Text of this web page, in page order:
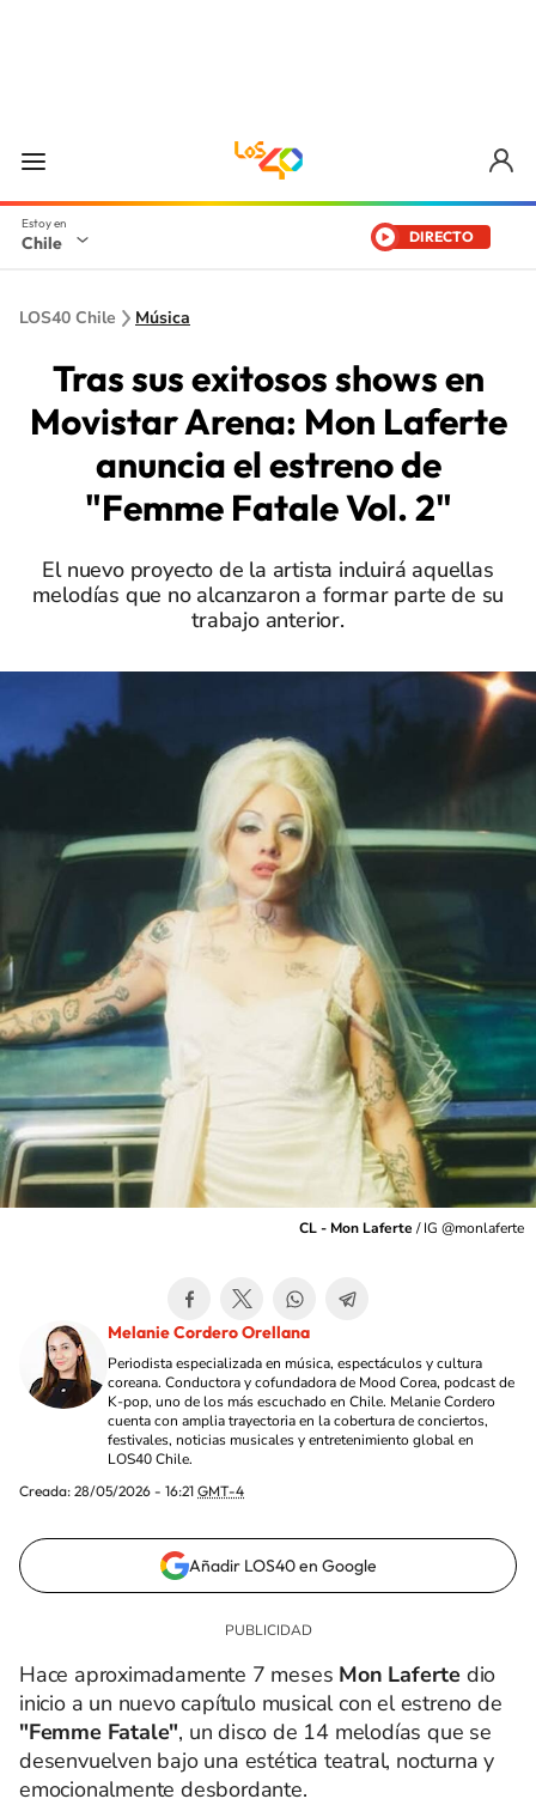
Chile DIRECTO
LOS40 Chile Música
Tras sus exitosos shows en
Movistar Arena: Mon Laferte
anuncia el estreno de
"Femme Fatale Vol. 2"
El nuevo proyecto de la artista incluirá aquellas
melodías que no alcanzaron a formar parte de su
trabajo anterior.
CL - Mon Laferte /IG @monlaferte
Melanie Cordero Orellana
Periodista especializada en música, espectáculos y cultura
coreana. Conductora y cofundadora de Mood Corea, podcast de
K-pop, uno de los más escuchado en Chile. Melanie Cordero
cuenta con amplia trayectoria en la cobertura de conciertos,
festivales, noticias musicales y entretenimiento global en
LOS40 Chile.
Creada: 28/05/2026 - 16:21 GMT-4
Añadir LOS40 en Google
Hace aproximadamente 7 meses Mon Laferte dio
inicio a un nuevo capítulo musical con el estreno de
"Femme Fatale", un disco de 14 melodías que se
desenvuelven bajo una estética teatral, nocturna y
emocionalmente desbordante.